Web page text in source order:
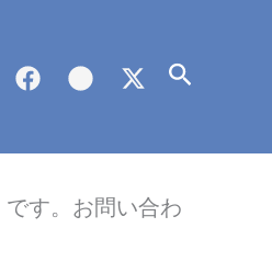
検
です。お問い合わ